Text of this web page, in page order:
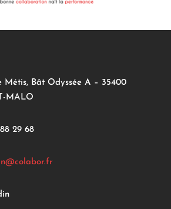
Métis, Bât Odyssée A – 35400
MALO
29 68